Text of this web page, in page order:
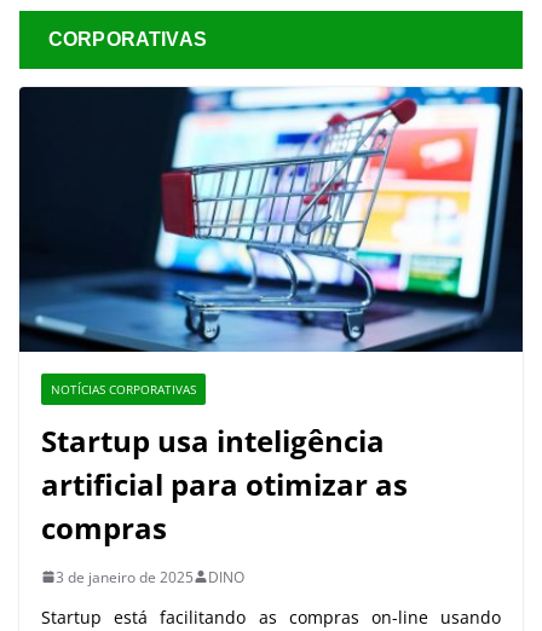
CORPORATIVAS
NOTÍCIAS CORPORATIVAS
Startup usa inteligência
artificial para otimizar as
compras
3 de janeiro de 2025 DINO
Startup está facilitando as compras on-line usando